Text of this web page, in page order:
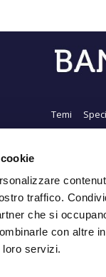
traffico.
che si
con altre
servizi.
Temi
siamo